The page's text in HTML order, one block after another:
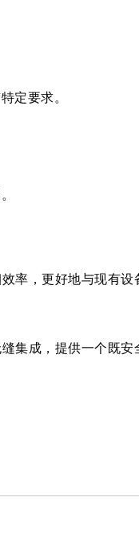
定要求。
率，更好地与现有设
集成，提供一个既